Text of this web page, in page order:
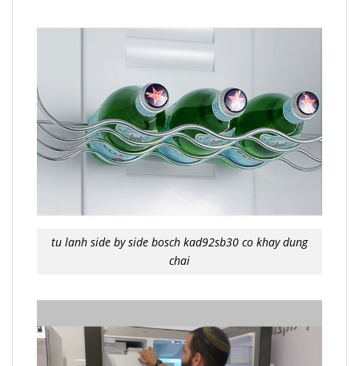
tu lanh side by side bosch kad92sb30 co khay dung
chai